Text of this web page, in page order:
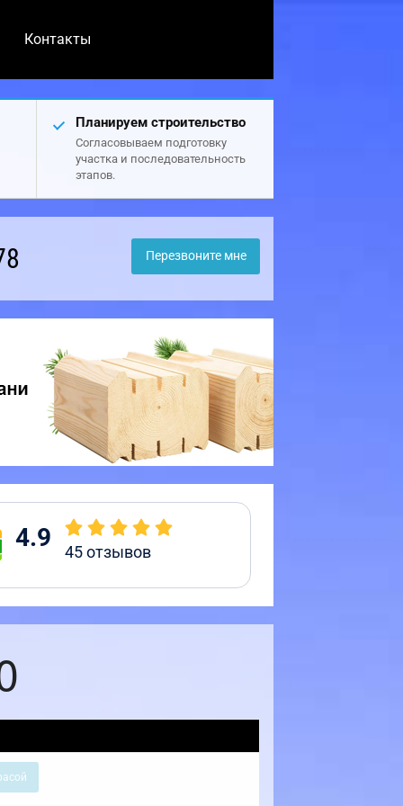
Контакты
Планируем строительство
Согласовываем подготовку
участка и последовательность
этапов.
Перезвоните мне
4.9 45отзывов